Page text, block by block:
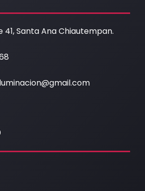
41, Santa Ana Chiautempan.